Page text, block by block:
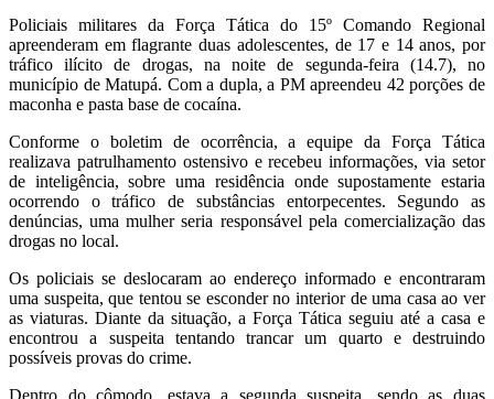
Policiais militares da Força Tática do 15º Comando Regional
apreenderam em flagrante duas adolescentes, de 17 e 14 anos, por
tráfico ilícito de drogas, na noite de segunda-feira (14.7), no
município de Matupá. Com a dupla, a PM apreendeu 42 porções de
maconha e pasta base de cocaína.
Conforme o boletim de ocorrência, a equipe da Força Tática
realizava patrulhamento ostensivo e recebeu informações, via setor
de inteligência, sobre uma residência onde supostamente estaria
ocorrendo o tráfico de substâncias entorpecentes. Segundo as
denúncias, uma mulher seria responsável pela comercialização das
drogas no local.
Os policiais se deslocaram ao endereço informado e encontraram
uma suspeita, que tentou se esconder no interior de uma casa ao ver
as viaturas. Diante da situação, a Força Tática seguiu até a casa e
encontrou a suspeita tentando trancar um quarto e destruindo
possíveis provas do crime.
Dentro do cômodo, estava a segunda suspeita, sendo as duas